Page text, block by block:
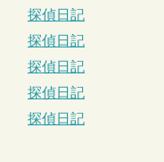
探偵日記
探偵日記
探偵日記
探偵日記
探偵日記